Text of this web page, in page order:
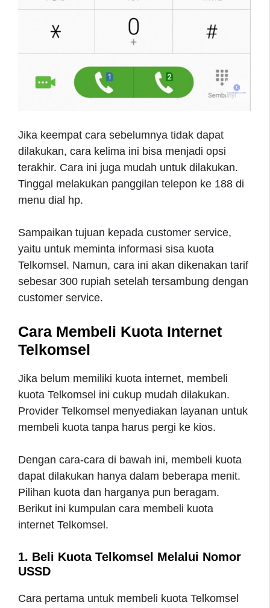
Jika keempat cara sebelumnya tidak dapat
dilakukan, cara kelima ini bisa menjadi opsi
terakhir. Cara ini juga mudah untuk dilakukan.
Tinggal melakukan panggilan telepon ke 188 di
menu dial hp.
Sampaikan tujuan kepada customer service,
yaitu untuk meminta informasi sisa kuota
Telkomsel. Namun, cara ini akan dikenakan tarif
sebesar 300 rupiah setelah tersambung dengan
customer service.
Cara Membeli Kuota Internet
Telkomsel
Jika belum memiliki kuota internet, membeli
kuota Telkomsel ini cukup mudah dilakukan.
Provider Telkomsel menyediakan layanan untuk
membeli kuota tanpa harus pergi ke kios.
Dengan cara-cara di bawah ini, membeli kuota
dapat dilakukan hanya dalam beberapa menit.
Pilihan kuota dan harganya pun beragam.
Berikut ini kumpulan cara membeli kuota
internet Telkomsel.
1. Beli Kuota Telkomsel Melalui Nomor
USSD
Cara pertama untuk membeli kuota Telkomsel